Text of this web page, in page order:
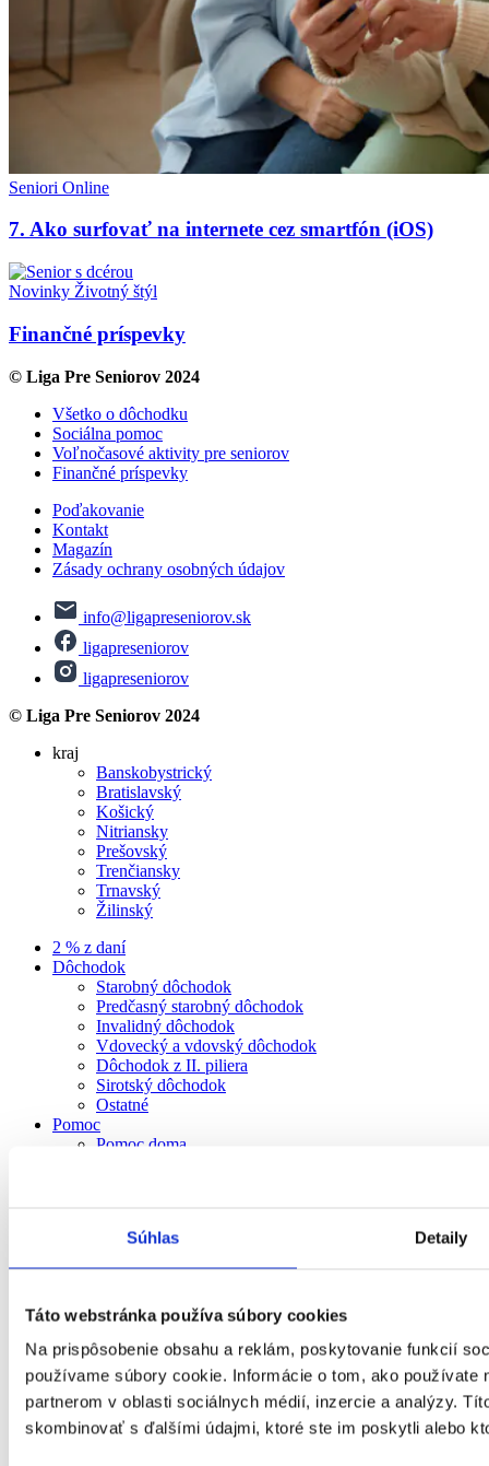
Súhlas Detaily
Táto webstránka používa súbory cookies
Na prispôsobenie obsahu a reklám, poskytovanie funkcií
používame súbory cookie. Informácie o tom, ako používate
partnerom v oblasti sociálnych médií, inzercie a analýzy.
skombinovať s ďalšími údajmi, ktoré ste im poskytli alebo
Seniori Online
7. Ako surfovať na internete cez smartfón (iOS)
Novinky Životný štýl
Finančné príspevky
© Liga Pre Seniorov 2024
Všetko o dôchodku
Sociálna pomoc
Voľnočasové aktivity pre seniorov
Finančné príspevky
Poďakovanie
Kontakt
Magazín
Zásady ochrany osobných údajov
info@ligapreseniorov.sk
ligapreseniorov
ligapreseniorov
© Liga Pre Seniorov 2024
kraj
Banskobystrický
Bratislavský
Košický
Nitriansky
Prešovský
Trenčiansky
Trnavský
Žilinský
2 % z daní
Dôchodok
Starobný dôchodok
Predčasný starobný dôchodok
Invalidný dôchodok
Vdovecký a vdovský dôchodok
Dôchodok z II. piliera
Sirotský dôchodok
Ostatné
Pomoc
Pomoc doma
Voľnočasové aktivity
Rehabilitačné stredisko
Sociálne služby v dennom centre
Denný stacionár
Zariadenie podporovaného bývania
Domov sociálnych služieb (DSS)
Jedáleň, práčovňa a stredisko odbornej hygieny
Prepravná služba